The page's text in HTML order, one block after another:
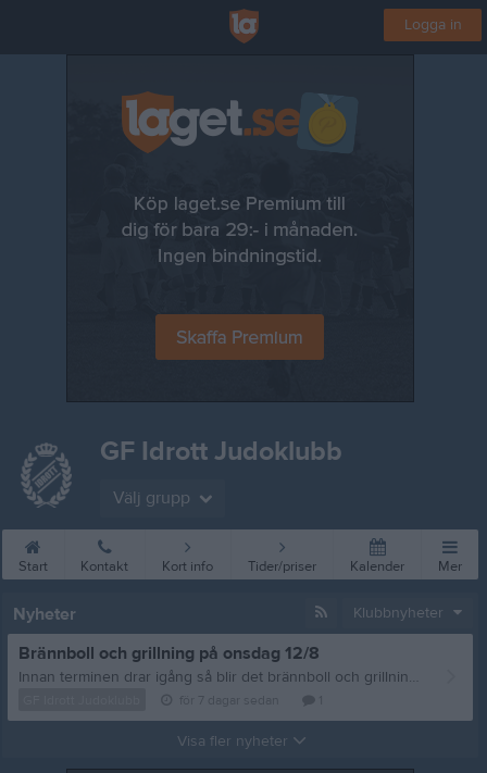
Logga in
GF Idrott Judoklubb
Välj grupp
Start Kontakt Kort info Tider/priser Kalender Mer
Nyheter Klubbnyheter
Brännboll och grillning på onsdag 12/8
Innan terminen drar igång så blir det brännboll och grillning, vi sammlas på onsdag 12/8 vid Storan 18:00. Frågor eller matpreferenser? Mejla: styrelsen@gfidrottjudoklubb.se /tränarna
Visa fler nyheter